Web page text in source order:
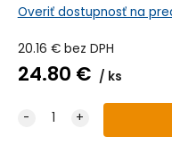
Overiť dostupnosť na
20.16 € bez DPH
24.80 € ks